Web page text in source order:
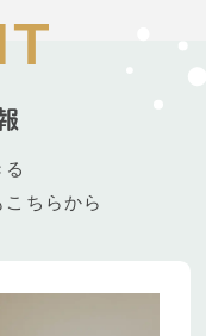
ちらから